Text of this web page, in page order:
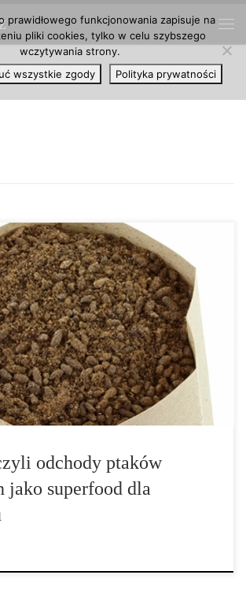
bardzo towarzyskie i tworzące duże
wiele pokoleń zamieszkują tę samą jaskinię.
lat na dnie jaskini gromadzą się góry
się tam kompostują. Otrzymany materiał to
nazwany przez Quechuanów jako super
Guano jest bogate w […]
odchody ptaków
jako superfood dla
prawidłowego funkcjonowania zapisuje na
pliki cookies, tylko w celu szybszego
wczytywania strony.
wszystkie zgody Polityka prywatności